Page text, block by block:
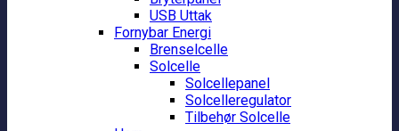
USB Uttak
Fornybar Energi
Brenselcelle
Solcelle
Solcellepanel
Solcelleregulator
Tilbehør Solcelle